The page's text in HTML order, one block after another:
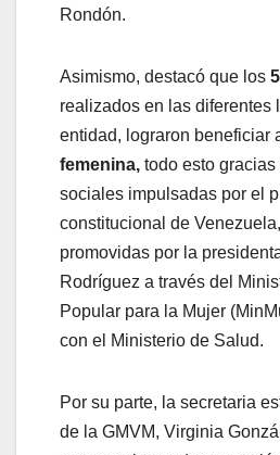
Rondón.
Asimismo, destacó que los
realizados en las diferentes
entidad, lograron beneficiar
femenina, todo esto
sociales impulsadas por el
constitucional de
promovidas por la
Rodríguez a través del
Popular para la Mujer
con el Ministerio de Salud.
Por su parte, la secretaria
de la GMVM, Virginia